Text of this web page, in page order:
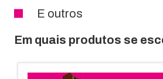
E outros
Em quais produtos se